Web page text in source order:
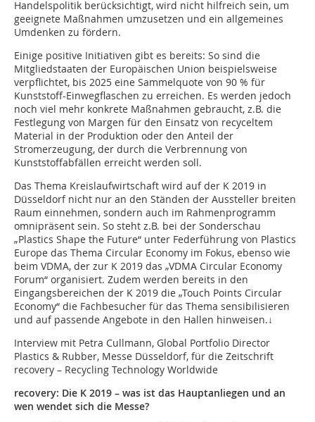
Handelspolitik berücksichtigt, wird nicht hilfreich sein, um
geeignete Maßnahmen umzusetzen und ein allgemeines
Umdenken zu fördern.
Einige positive Initiativen gibt es bereits: So sind die
Mitgliedstaaten der Europäischen Union beispielsweise
verpflichtet, bis 2025 eine Sammelquote von 90 % für
Kunststoff-Einwegflaschen zu erreichen. Es werden jedoch
noch viel mehr konkrete Maßnahmen gebraucht, z.B. die
Festlegung von Margen für den Einsatz von recyceltem
Material in der Produktion oder den Anteil der
Stromerzeugung, der durch die Verbrennung von
Kunststoffabfällen erreicht werden soll.
Das Thema Kreislaufwirtschaft wird auf der K 2019 in
Düsseldorf nicht nur an den Ständen der Aussteller breiten
Raum einnehmen, sondern auch im Rahmenprogramm
omnipräsent sein. So steht z.B. bei der Sonderschau
„Plastics Shape the Future“ unter Federführung von Plastics
Europe das Thema Circular Economy im Fokus, ebenso wie
beim VDMA, der zur K 2019 das „VDMA Circular Economy
Forum“ organisiert. Zudem werden bereits in den
Eingangsbereichen der K 2019 die „Touch Points Circular
Economy“ die Fachbesucher für das Thema sensibilisieren
und auf passende Angebote in den Hallen hinweisen.↓
Interview mit Petra Cullmann, Global Portfolio Director
Plastics & Rubber, Messe Düsseldorf, für die Zeitschrift
recovery – Recycling Technology Worldwide
recovery: Die K 2019 – was ist das Hauptanliegen und an
wen wendet sich die Messe?